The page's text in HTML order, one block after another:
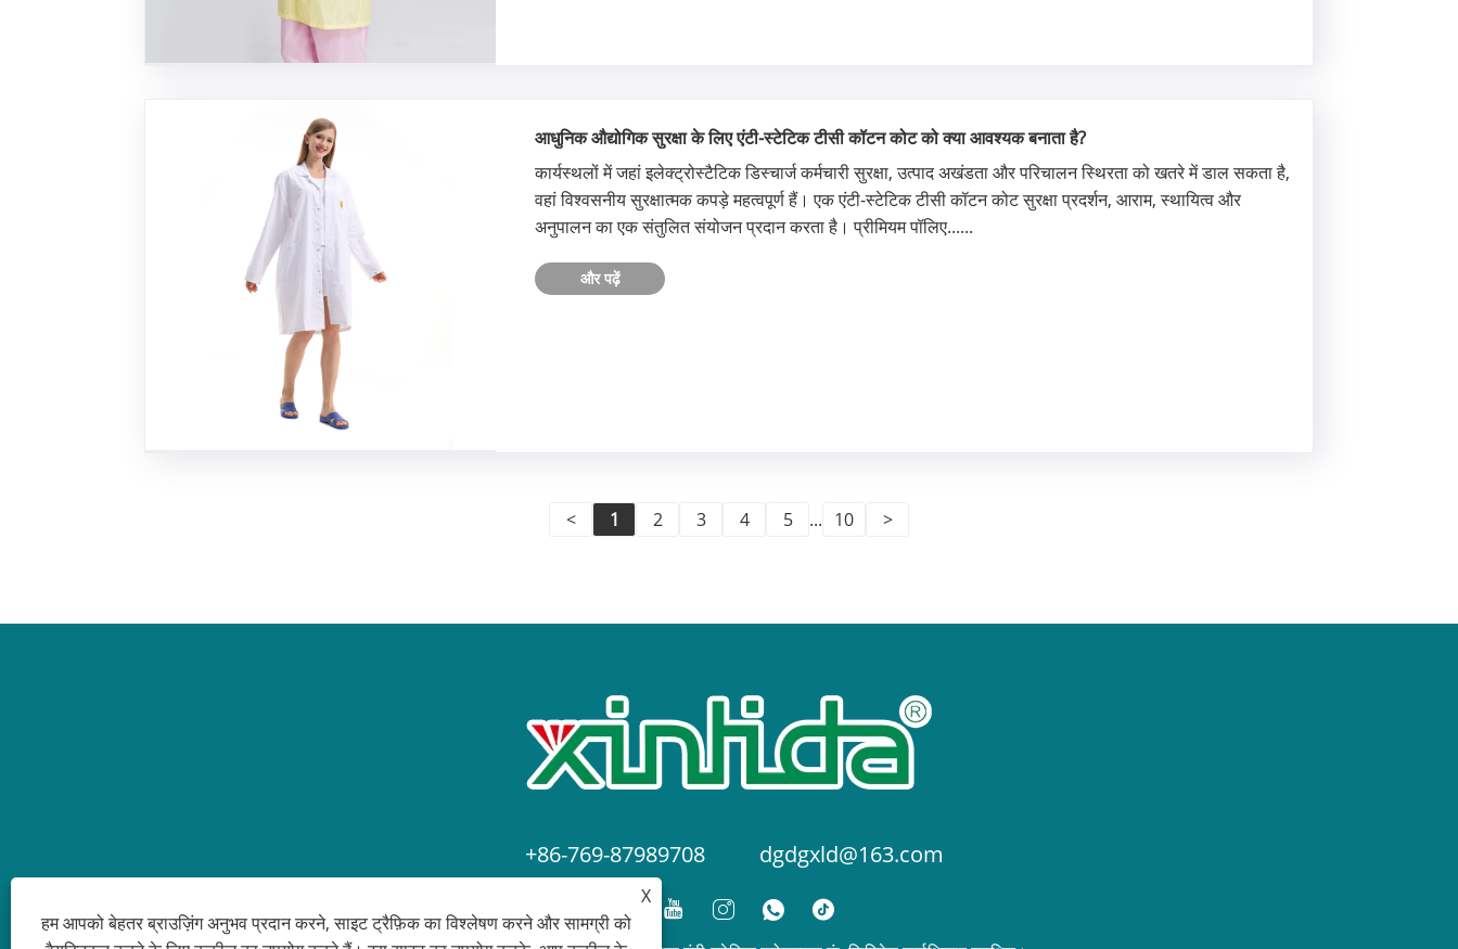
आधुनिक औद्योगिक सुरक्षा के लिए एंटी-स्टेटिक टीसी कॉटन कोट को क्या आवश्यक बनाता है?
​कार्यस्थलों में जहां इलेक्ट्रोस्टैटिक डिस्चार्ज कर्मचारी सुरक्षा, उत्पाद अखंडता और परिचालन स्थिरता को खतरे में डाल सकता है,
वहां विश्वसनीय सुरक्षात्मक कपड़े महत्वपूर्ण हैं। एक एंटी-स्टेटिक टीसी कॉटन कोट सुरक्षा प्रदर्शन, आराम, स्थायित्व और
अनुपालन का एक संतुलित संयोजन प्रदान करता है। प्रीमियम पॉलिए......
और पढ़ें
< 1 2 3 4 5 ... 10 >
+86-769-87989708 dgdgxld@163.com
X
हम आपको बेहतर ब्राउज़िंग अनुभव प्रदान करने, साइट ट्रैफ़िक का विश्लेषण करने और सामग्री को